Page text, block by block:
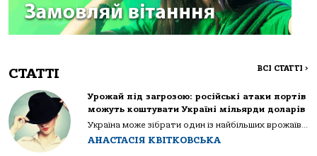
СТАТТІ ВСІ СТАТТІ >
Урожай під загрозою: російські атаки портів
можуть коштувати Україні мільярди доларів
Україна може зібрати один із найбільших врожаїв...
АНАСТАСІЯ КВІТКОВСЬКА